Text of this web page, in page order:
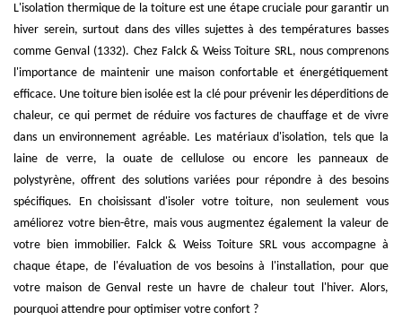
L'isolation thermique de la toiture est une étape cruciale pour garantir un
hiver serein, surtout dans des villes sujettes à des températures basses
comme Genval (1332). Chez Falck & Weiss Toiture SRL, nous comprenons
l'importance de maintenir une maison confortable et énergétiquement
efficace. Une toiture bien isolée est la clé pour prévenir les déperditions de
chaleur, ce qui permet de réduire vos factures de chauffage et de vivre
dans un environnement agréable. Les matériaux d'isolation, tels que la
laine de verre, la ouate de cellulose ou encore les panneaux de
polystyrène, offrent des solutions variées pour répondre à des besoins
spécifiques. En choisissant d'isoler votre toiture, non seulement vous
améliorez votre bien-être, mais vous augmentez également la valeur de
votre bien immobilier. Falck & Weiss Toiture SRL vous accompagne à
chaque étape, de l'évaluation de vos besoins à l'installation, pour que
votre maison de Genval reste un havre de chaleur tout l'hiver. Alors,
pourquoi attendre pour optimiser votre confort ?